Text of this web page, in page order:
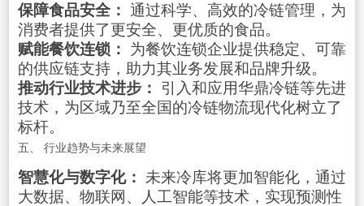
保障食品安全： 通过科学、高效的冷链管理，为
消费者提供了更安全、更优质的食品。
赋能餐饮连锁：
为餐饮连锁企业提供稳定、可靠
的供应链支持，助力其业务发展和品牌升级。
推动行业技术进步：
引入和应用华鼎冷链等先进
技术，为区域乃至全国的冷链物流现代化树立了
标杆。
五、 行业趋势与未来展望
智慧化与数字化：
未来冷库将更加智能化，通过
大数据、物联网、人工智能等技术，实现预测性